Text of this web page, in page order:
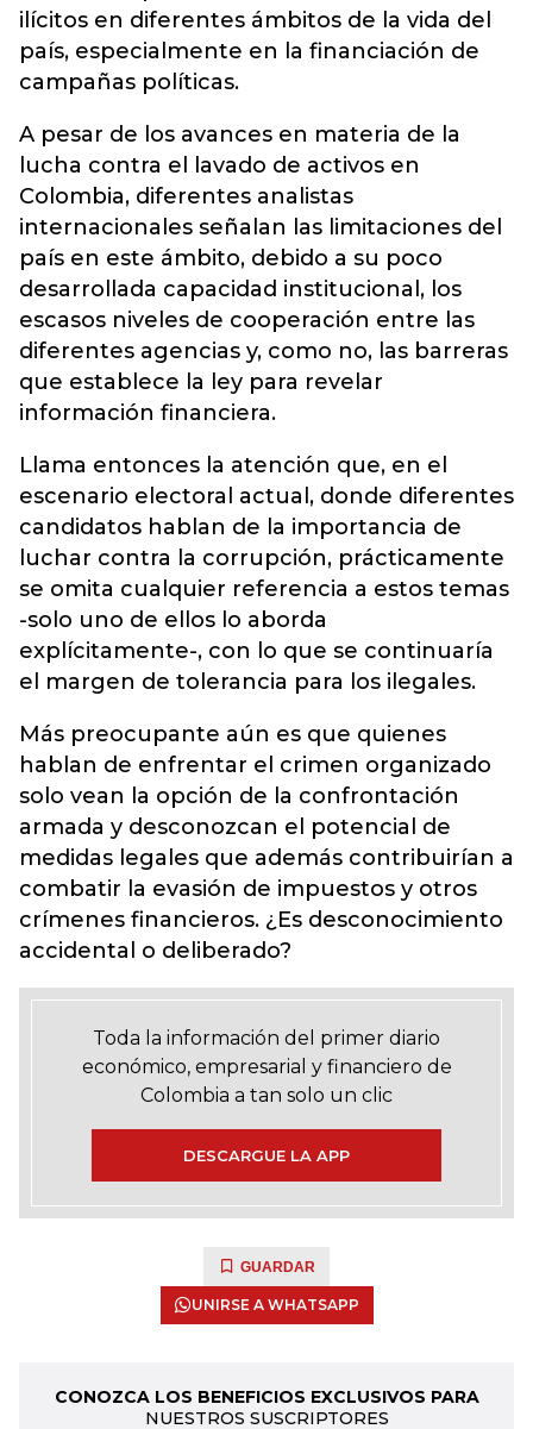
ilícitos en diferentes ámbitos de la vida del
país, especialmente en la financiación de
campañas políticas.
A pesar de los avances en materia de la
lucha contra el lavado de activos en
Colombia, diferentes analistas
internacionales señalan las limitaciones del
país en este ámbito, debido a su poco
desarrollada capacidad institucional, los
escasos niveles de cooperación entre las
diferentes agencias y, como no, las barreras
que establece la ley para revelar
información financiera.
Llama entonces la atención que, en el
escenario electoral actual, donde diferentes
candidatos hablan de la importancia de
luchar contra la corrupción, prácticamente
se omita cualquier referencia a estos temas
-solo uno de ellos lo aborda
explícitamente-, con lo que se continuaría
el margen de tolerancia para los ilegales.
Más preocupante aún es que quienes
hablan de enfrentar el crimen organizado
solo vean la opción de la confrontación
armada y desconozcan el potencial de
medidas legales que además contribuirían a
combatir la evasión de impuestos y otros
crímenes financieros. ¿Es desconocimiento
accidental o deliberado?
Toda la información del primer diario
económico, empresarial y financiero de
Colombia a tan solo un clic
DESCARGUE LA APP
GUARDAR
UNIRSE A WHATSAPP
CONOZCA LOS BENEFICIOS EXCLUSIVOS PARA
NUESTROS SUSCRIPTORES